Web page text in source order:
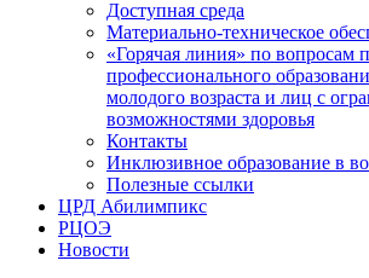
Доступная среда
Материально-техническое
«Горячая линия» по вопросам
профессионального
молодого возраста и лиц с
возможностями здоровья
Контакты
Инклюзивное образование в
Полезные ссылки
ЦРД Абилимпикс
РЦОЭ
Новости